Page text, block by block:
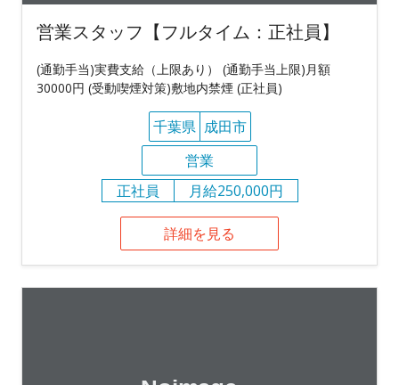
営業スタッフ【フルタイム：正社員】
(通勤手当)実費支給（上限あり） (通勤手当上限)月額
30000円 (受動喫煙対策)敷地内禁煙 (正社員)
千葉県 成田市
営業
正社員
月給250,000円
詳細を見る